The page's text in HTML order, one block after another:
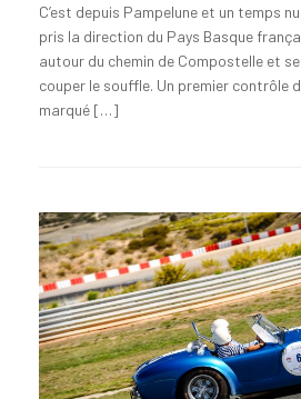
C’est depuis Pampelune et un temps
pris la direction du Pays Basque
autour du chemin de Compostelle et
couper le souffle. Un premier contrôle
marqué […]